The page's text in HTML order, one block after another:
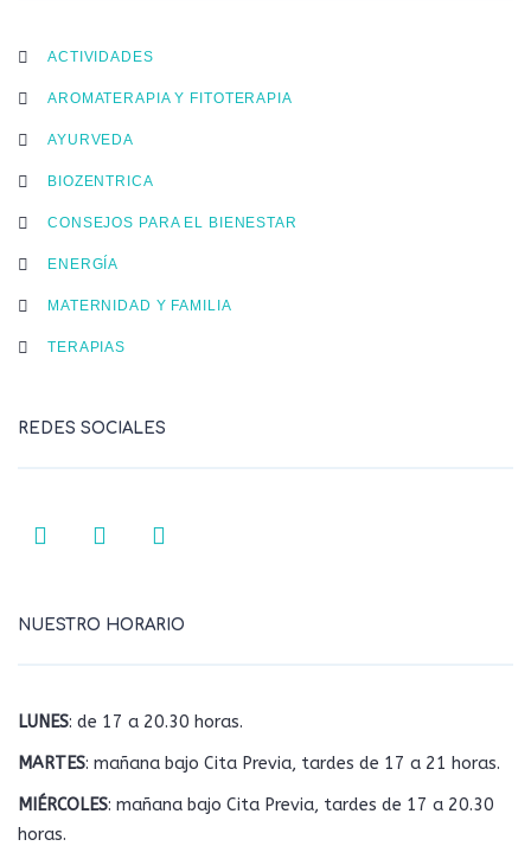
ACTIVIDADES
AROMATERAPIA Y FITOTERAPIA
AYURVEDA
BIOZENTRICA
CONSEJOS PARA EL BIENESTAR
ENERGÍA
MATERNIDAD Y FAMILIA
TERAPIAS
REDES SOCIALES
NUESTRO HORARIO
LUNES: de 17 a 20.30 horas.
MARTES: mañana bajo Cita Previa, tardes de 17 a 21 horas.
MIÉRCOLES: mañana bajo Cita Previa, tardes de 17 a 20.30
horas.